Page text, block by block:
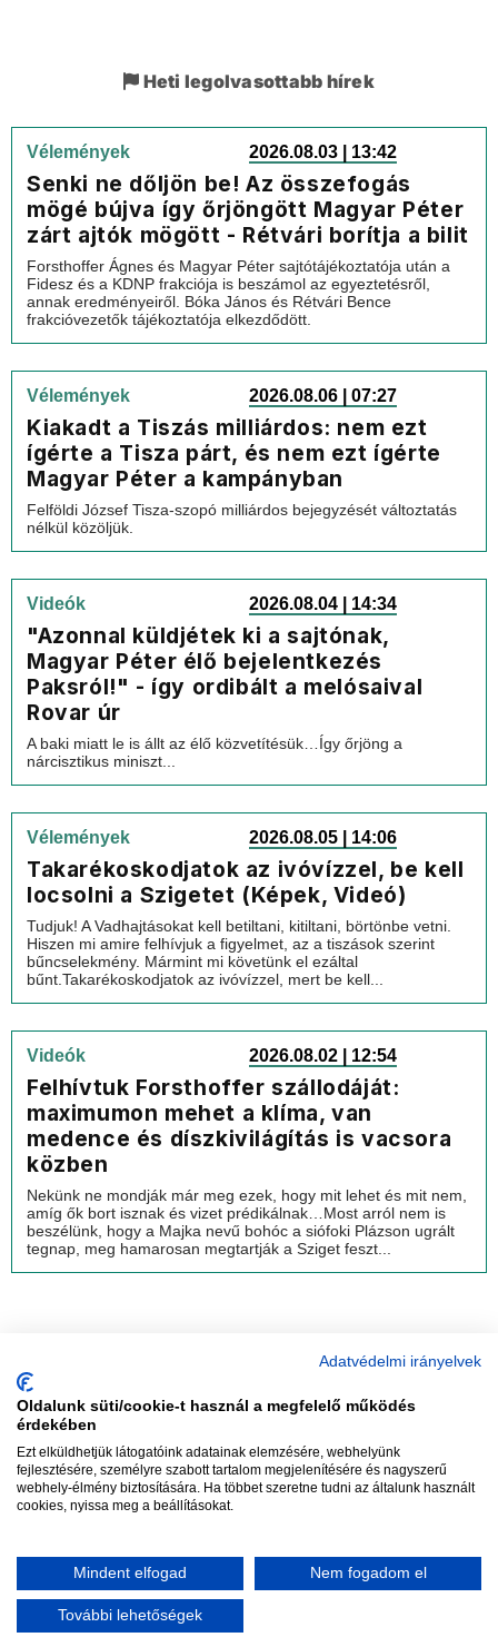
Heti legolvasottabb hírek
Vélemények 2026.08.03 | 13:42
Senki ne dőljön be! Az összefogás
mögé bújva így őrjöngött Magyar Péter
zárt ajtók mögött - Rétvári borítja a bilit
Forsthoffer Ágnes és Magyar Péter sajtótájékoztatója után a
Fidesz és a KDNP frakciója is beszámol az egyeztetésről,
annak eredményeiről. Bóka János és Rétvári Bence
frakcióvezetők tájékoztatója elkezdődött.
Vélemények 2026.08.06 | 07:27
Kiakadt a Tiszás milliárdos: nem ezt
ígérte a Tisza párt, és nem ezt ígérte
Magyar Péter a kampányban
Felföldi József Tisza-szopó milliárdos bejegyzését változtatás
nélkül közöljük.
Videók 2026.08.04 | 14:34
"Azonnal küldjétek ki a sajtónak,
Magyar Péter élő bejelentkezés
Paksról!" - így ordibált a melósaival
Rovar úr
A baki miatt le is állt az élő közvetítésük…Így őrjöng a
nárcisztikus miniszt...
Vélemények 2026.08.05 | 14:06
Takarékoskodjatok az ivóvízzel, be kell
locsolni a Szigetet (Képek, Videó)
Tudjuk! A Vadhajtásokat kell betiltani, kitiltani, börtönbe vetni.
Hiszen mi amire felhívjuk a figyelmet, az a tiszások szerint
bűncselekmény. Mármint mi követünk el ezáltal
bűnt.Takarékoskodjatok az ivóvízzel, mert be kell...
Videók 2026.08.02 | 12:54
Felhívtuk Forsthoffer szállodáját:
maximumon mehet a klíma, van
medence és díszkivilágítás is vacsora
közben
Nekünk ne mondják már meg ezek, hogy mit lehet és mit nem,
amíg ők bort isznak és vizet prédikálnak…Most arról nem is
beszélünk, hogy a Majka nevű bohóc a siófoki Plázson ugrált
tegnap, meg hamarosan megtartják a Sziget feszt...
Szerkesztőség:szerk@vadhajtasok.hu
Modi:moderator@vadhajtasok.hu
AdatvédelemImpresszumSzerzői jogok
2018 Vadhajtások.hu
Adatvédelmi irányelvek
Oldalunk süti/cookie-t használ a megfelelő működés
érdekében
Ezt elküldhetjük látogatóink adatainak elemzésére, webhelyünk
fejlesztésére, személyre szabott tartalom megjelenítésére és nagyszerű
webhely-élmény biztosítására. Ha többet szeretne tudni az általunk használt
cookies, nyissa meg a beállításokat.
Mindent elfogad Nem fogadom el
További lehetőségek